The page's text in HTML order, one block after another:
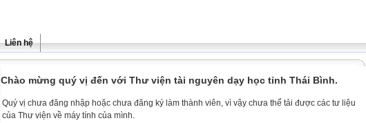
Liên hệ
Chào mừng quý vị đến với Thư viện tài nguyên dạy học tỉnh Thái Bình.
Quý vị chưa đăng nhập hoặc chưa đăng ký làm thành viên, vì vậy chưa thể tải được các tư liệu
của Thư viện về máy tính của mình.